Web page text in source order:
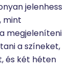
jelenhess
mint
megjeleníteni
a színeket,
és két héten